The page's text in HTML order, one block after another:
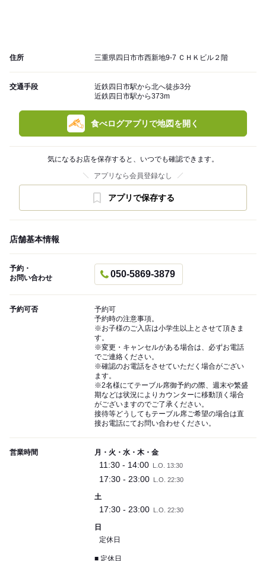
住所 三重県四日市市西新地9-7 ＣＨＫビル２階
交通手段
近鉄四日市駅から北へ徒歩3分
近鉄四日市駅から373m
食べログアプリで地図を開く
気になるお店を保存すると、いつでも確認できます。
アプリなら会員登録なし
アプリで保存する
店舗基本情報
予約・
お問い合わせ
050-5869-3879
予約可否
予約可
予約時の注意事項。
※お子様のご入店は小学生以上とさせて頂きま
す。
※変更・キャンセルがある場合は、必ずお電話
でご連絡ください。
※確認のお電話をさせていただく場合がござい
ます。
※2名様にてテーブル席御予約の際、週末や繁盛
期などは状況によりカウンターに移動頂く場合
がございますのでご了承ください。
接待等どうしてもテーブル席ご希望の場合は直
接お電話にてお問い合わせください。
営業時間 月・火・水・木・金
11:30 - 14:00 L.O. 13:30
17:30 - 23:00 L.O. 22:30
土
17:30 - 23:00 L.O. 22:30
日
定休日
■ 定休日